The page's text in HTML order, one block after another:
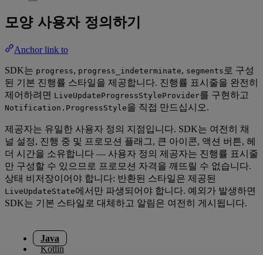
모양 사용자 정의하기
Anchor link to
SDK는 progress, progress_indeterminate, segments 로 구성
된 기본 진행률 스타일을 제공합니다. 진행률 표시줄을 완전히
제어하려면 LiveUpdateProgressStyleProvider를 구현하고
Notification.ProgressStyle을 직접 만드십시오.
제공자는 유일한 사용자 정의 지점입니다. SDK는 여전히 채
널 설정, 진행 중 및 프로모션 플래그, 큰 아이콘, 액션 버튼, 헤
더 시간을 소유합니다 — 사용자 정의 제공자는 진행률 표시줄
만 구성할 수 있으므로 프로모션 자격을 깨뜨릴 수 없습니다.
상태 비저장이어야 합니다: 반환된 스타일은 제공된
LiveUpdateState에서만 파생되어야 합니다. 예외가 발생하면
SDK는 기본 스타일로 대체하고 알림은 여전히 게시됩니다.
Java
Kotlin